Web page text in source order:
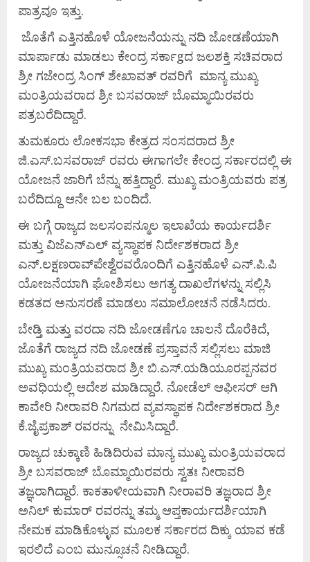
ಪಾತ್ರವೂ ಇತ್ತು.
ಜೊತೆಗೆ ಎತ್ತಿನಹೊಳೆ ಯೋಜನೆಯನ್ನು ನದಿ ಜೋಡಣೆಯಾಗಿ
ಮಾರ್ಪಾಡು ಮಾಡಲು ಕೇಂದ್ರ ಸರ್ಕಾgದ ಜಲಶಕ್ತಿ ಸಚಿವರಾದ
ಶ್ರೀ ಗಜೇಂದ್ರ ಸಿಂಗ್ ಶೇಖಾವತ್ ರವರಿಗೆ ಮಾನ್ಯ ಮುಖ್ಯ
ಮಂತ್ರಿಯವರಾದ ಶ್ರೀ ಬಸವರಾಜ್ ಬೊಮ್ಮಾಯಿರವರು
ಪತ್ರಬರೆದಿದ್ದಾರೆ.
ತುಮಕೂರು ಲೋಕಸಭಾ ಕೇತ್ರದ ಸಂಸದರಾದ ಶ್ರೀ
ಜಿ.ಎಸ್.ಬಸವರಾಜ್ ರವರು ಈಗಾಗಲೇ ಕೇಂದ್ರ ಸರ್ಕಾರದಲ್ಲಿ ಈ
ಯೋಜನೆ ಜಾರಿಗೆ ಬೆನ್ನು ಹತ್ತಿದ್ದಾರೆ. ಮುಖ್ಯ ಮಂತ್ರಿಯವರು ಪತ್ರ
ಬರೆದಿದ್ದೂ ಆನೇ ಬಲ ಬಂದಿದೆ.
ಈ ಬಗ್ಗೆ ರಾಜ್ಯದ ಜಲಸಂಪನ್ಮೂಲ ಇಲಾಖೆಯ ಕಾರ್ಯದರ್ಶಿ
ಮತ್ತು ವಿಜೆಎನ್‍ಎಲ್ ವ್ಯಸ್ಥಾಪಕ ನಿರ್ದೇಶಕರಾದ ಶ್ರೀ
ಎನ್.ಲಕ್ಷಣರಾವ್‍ಪೇಶ್ವೆರವರೊಂದಿಗೆ ಎತ್ತಿನಹೊಳೆ ಎನ್.ಪಿ.ಪಿ
ಯೋಜನೆಯಾಗಿ ಘೋಶಿಸಲು ಅಗತ್ಯ ದಾಖಲೆಗಳನ್ನು ಸಲ್ಲಿಸಿ
ಕಡತದ ಅನುಸರಣೆ ಮಾಡಲು ಸಮಾಲೋಚನೆ ನಡೆಸಿದರು.
ಬೇಡ್ತಿ ಮತ್ತು ವರದಾ ನದಿ ಜೋಡಣೆಗೂ ಚಾಲನೆ ದೊರೆಕಿದೆ,
ಜೊತೆಗೆ ರಾಜ್ಯದ ನದಿ ಜೋಡಣೆ ಪ್ರಸ್ತಾವನೆ ಸಲ್ಲಿಸಲು ಮಾಜಿ
ಮುಖ್ಯ ಮಂತ್ರಿಯವರಾದ ಶ್ರೀ ಬಿ.ಎಸ್.ಯಡಿಯೂರಪ್ಪನವರ
ಅವಧಿಯಲ್ಲಿ ಆದೇಶ ಮಾಡಿದ್ದಾರೆ. ನೋಡೆಲ್ ಆಫೀಸರ್ ಆಗಿ
ಕಾವೇರಿ ನೀರಾವರಿ ನಿಗಮದ ವ್ಯವಸ್ಥಾಪಕ ನಿರ್ದೇಶಕರಾದ ಶ್ರೀ
ಕೆ.ಜೈಪ್ರಕಾಶ್ ರವರನ್ನು ನೇಮಿಸಿದ್ದಾರೆ.
ರಾಜ್ಯದ ಚುಕ್ಕಾಣಿ ಹಿಡಿದಿರುವ ಮಾನ್ಯ ಮುಖ್ಯ ಮಂತ್ರಿಯವರಾದ
ಶ್ರೀ ಬಸವರಾಜ್ ಬೊಮ್ಮಾಯಿರವರು ಸ್ವತಃ ನೀರಾವರಿ
ತಜ್ಞರಾಗಿದ್ದಾರೆ. ಕಾಕತಾಳೀಯವಾಗಿ ನೀರಾವರಿ ತಜ್ಞರಾದ ಶ್ರೀ
ಅನಿಲ್ ಕುಮಾರ್ ರವರನ್ನು ತಮ್ಮ ಆಪ್ತಕಾರ್ಯದರ್ಶಿಯಾಗಿ
ನೇಮಕ ಮಾಡಿಕೊಳ್ಳುವ ಮೂಲಕ ಸರ್ಕಾರದ ದಿಕ್ಕು ಯಾವ ಕಡೆ
ಇರಲಿದೆ ಎಂಬ ಮುನ್ಸೂಚನೆ ನೀಡಿದ್ದಾರೆ.